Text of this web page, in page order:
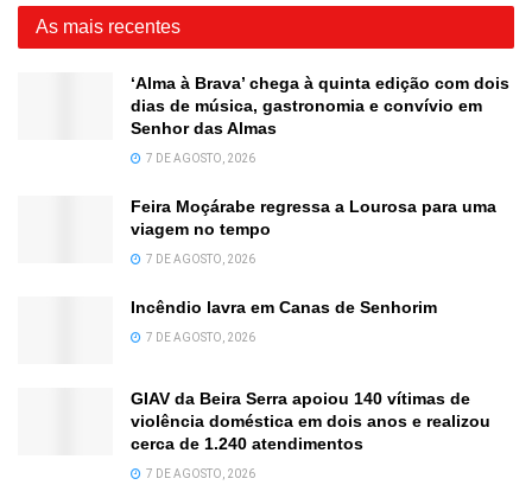
As mais recentes
‘Alma à Brava’ chega à quinta edição com dois
dias de música, gastronomia e convívio em
Senhor das Almas
7 DE AGOSTO, 2026
Feira Moçárabe regressa a Lourosa para uma
viagem no tempo
7 DE AGOSTO, 2026
Incêndio lavra em Canas de Senhorim
7 DE AGOSTO, 2026
GIAV da Beira Serra apoiou 140 vítimas de
violência doméstica em dois anos e realizou
cerca de 1.240 atendimentos
7 DE AGOSTO, 2026